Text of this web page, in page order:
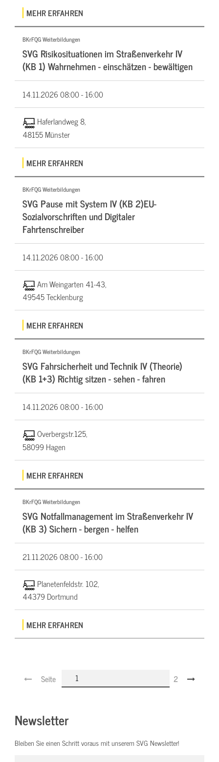
MEHR ERFAHREN
BKrFQG Weiterbildungen
SVG Risikosituationen im Straßenverkehr IV
(KB 1) Wahrnehmen - einschätzen - bewältigen
14.11.202608:00 - 16:00
Haferlandweg 8,
48155 Münster
MEHR ERFAHREN
BKrFQG Weiterbildungen
SVG Pause mit System IV (KB 2)EU-
Sozialvorschriften und Digitaler
Fahrtenschreiber
14.11.202608:00 - 16:00
Am Weingarten 41-43,
49545 Tecklenburg
MEHR ERFAHREN
BKrFQG Weiterbildungen
SVG Fahrsicherheit und Technik IV (Theorie)
(KB 1+3) Richtig sitzen - sehen - fahren
14.11.202608:00 - 16:00
Overbergstr.125,
58099 Hagen
MEHR ERFAHREN
BKrFQG Weiterbildungen
SVG Notfallmanagement im Straßenverkehr IV
(KB 3) Sichern - bergen - helfen
21.11.202608:00 - 16:00
Planetenfeldstr. 102,
44379 Dortmund
MEHR ERFAHREN
Seite 2
Newsletter
Bleiben Sie einen Schritt voraus mit unserem SVG Newsletter!